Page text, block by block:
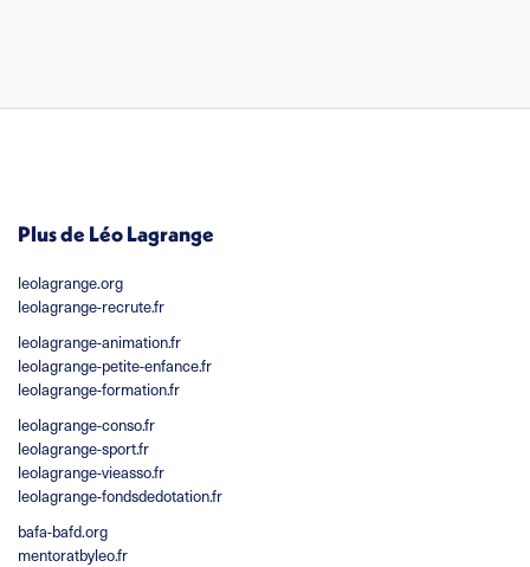
Plus de Léo Lagrange
leolagrange.org
leolagrange-recrute.fr
leolagrange-animation.fr
leolagrange-petite-enfance.fr
leolagrange-formation.fr
leolagrange-conso.fr
leolagrange-sport.fr
leolagrange-vieasso.fr
leolagrange-fondsdedotation.fr
bafa-bafd.org
mentoratbyleo.fr